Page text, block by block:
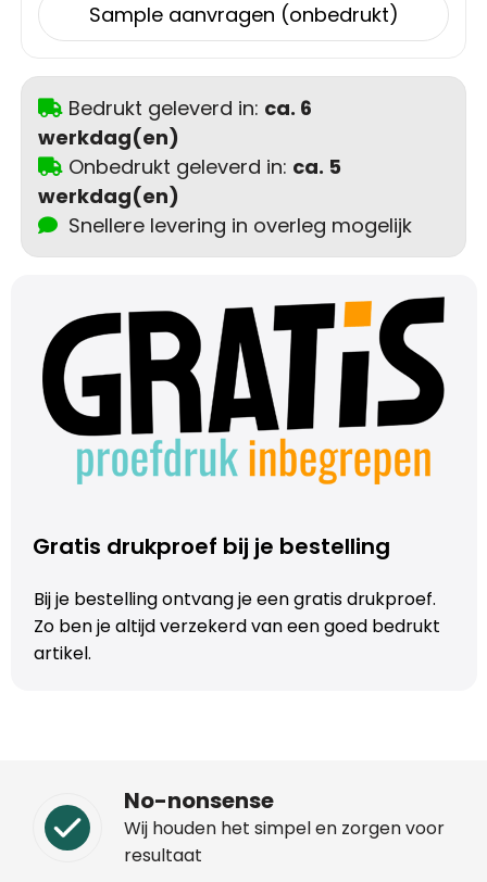
Sample aanvragen (onbedrukt)
Bedrukt geleverd in: ca. 6
werkdag(en)
Onbedrukt geleverd in: ca. 5
werkdag(en)
Snellere levering in overleg mogelijk
Gratis drukproef bij je bestelling
Bij je bestelling ontvang je een gratis drukproef.
Zo ben je altijd verzekerd van een goed bedrukt
artikel.
No-nonsense
Wij houden het simpel en zorgen voor
resultaat